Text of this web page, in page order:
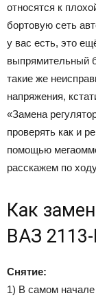
относятся к
бортовую сеть
у вас есть, это
выпрямительный
такие же
напряжения,
«Замена
проверять как и
помощью
расскажем по
Как
ВАЗ
Снятие:
1) В самом начале